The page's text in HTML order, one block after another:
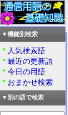
▼機能別検索
人気検索語
最近の更新語
今日の用語
おまかせ検索
▼別の語で検索